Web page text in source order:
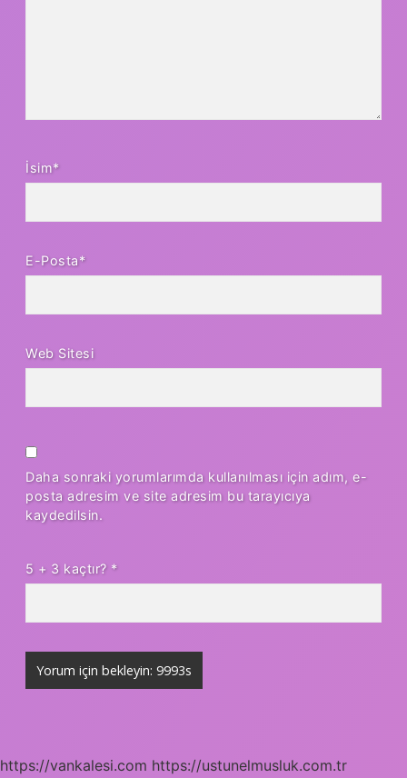
İsim*
E-Posta*
Web Sitesi
Daha sonraki yorumlarımda kullanılması için adım, e-
posta adresim ve site adresim bu tarayıcıya
kaydedilsin.
5 + 3 kaçtır? *
https://vankalesi.com https://ustunelmusluk.com.tr